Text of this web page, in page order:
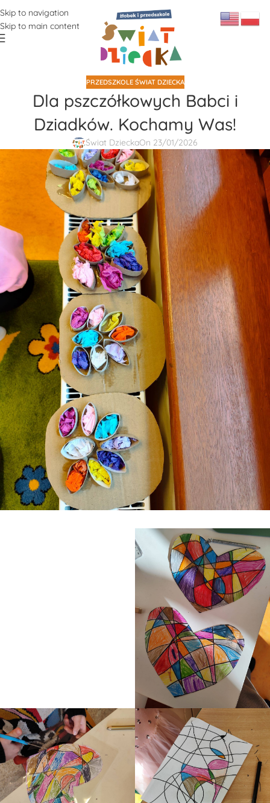
Skip to navigation
Skip to main content
PRZEDSZKOLE ŚWIAT DZIECKA
Dla pszczółkowych Babci i
Dziadków. Kochamy Was!
Świat DzieckaOn 23/01/2026